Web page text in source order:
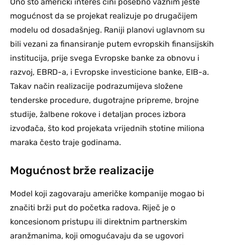
mogućnost da se projekat realizuje po drugačijem
modelu od dosadašnjeg. Raniji planovi uglavnom su
bili vezani za finansiranje putem evropskih finansijskih
institucija, prije svega Evropske banke za obnovu i
razvoj, EBRD-a, i Evropske investicione banke, EIB-a.
Takav način realizacije podrazumijeva složene
tenderske procedure, dugotrajne pripreme, brojne
studije, žalbene rokove i detaljan proces izbora
izvođača, što kod projekata vrijednih stotine miliona
maraka često traje godinama.
Mogućnost brže realizacije
Model koji zagovaraju američke kompanije mogao bi
značiti brži put do početka radova. Riječ je o
koncesionom pristupu ili direktnim partnerskim
aranžmanima, koji omogućavaju da se ugovori